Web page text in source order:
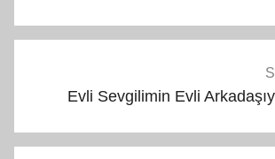
Evli Sevgilimin Evli